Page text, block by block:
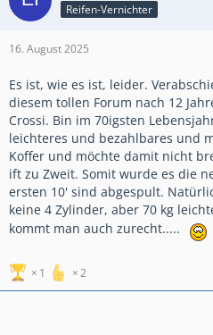
Reifen-Vernichter
16. August 2025
Es ist, wie es ist, leider.
diesem tollen Forum nach 12
Crossi. Bin im 70igsten
leichteres und bezahlbares und
Koffer und möchte damit nicht
ift zu Zweit. Somit wurde es die
ersten 10' sind abgespult.
keine 4 Zylinder, aber 70 kg
kommt man auch zurecht.....
1 2